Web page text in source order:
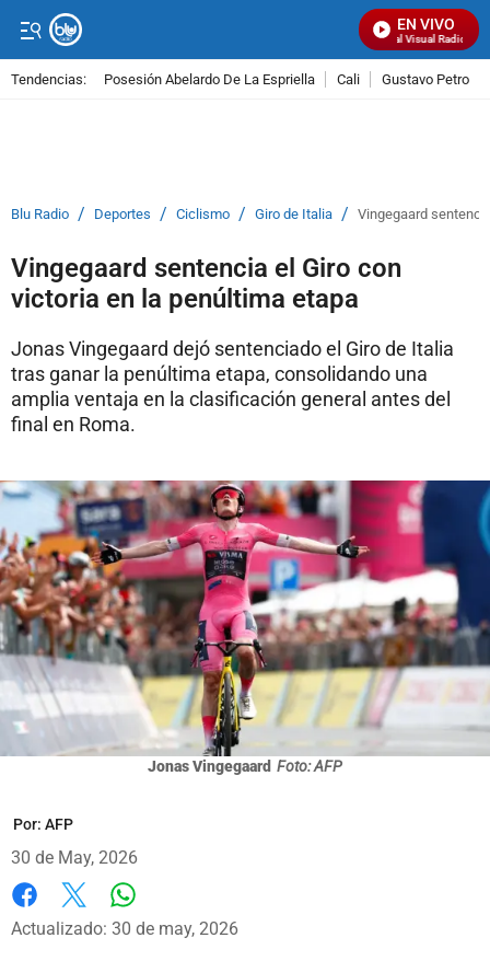
EN VIVO
Señal Visual Radio
Tendencias: Posesión Abelardo De La Espriella Cali Gustavo Petro
Blu Radio / Deportes / Ciclismo / Giro de Italia / Vingegaard
Vingegaard sentencia el Giro con
victoria en la penúltima etapa
Jonas Vingegaard dejó sentenciado el Giro de Italia
tras ganar la penúltima etapa, consolidando una
amplia ventaja en la clasificación general antes del
final en Roma.
Jonas Vingegaard Foto: AFP
Por: AFP
30 de May, 2026
Facebook
X
Actualizado: 30 de may, 2026